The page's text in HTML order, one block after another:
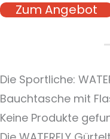
Zum Angebot
Die Sportliche:
Bauchtasche mit
Keine Produkte